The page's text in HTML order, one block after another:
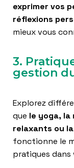
exprimer vos
réflexions
mieux vous
3.
gestion
Explorez
que le yoga,
relaxants ou
fonctionne le
pratiques